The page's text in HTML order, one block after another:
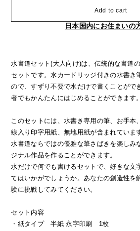
Add to cart
日本国内にお住まいの
水書道セット(大人向け)は、伝統的な書道
セットです。水カードリッジ付きの水書き
ので、すずり不要で水だけで書くことがで
者でもかんたんにはじめることができます。
このセットには、水書き専用の筆、お手本
線入り印字用紙、無地用紙が含まれていま
水書道ならではの優雅な筆さばきを楽しみ
ジナル作品を作ることができます。
水だけで何でも書けるセットで、好きな文
てはいかがでしょうか。あなたの創造性を
験に挑戦してみてください。
セット内容
・紙タイプ 半紙 永字印刷 1枚